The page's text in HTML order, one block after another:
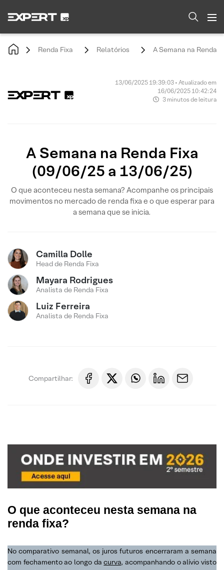
Renda Fixa Relatórios A Semana na Renda
13/06/2025 19:39:03 • Atualizado em
16/06/2025 10:42:24
3 minutos de leitura
A Semana na Renda Fixa
(09/06/25 a 13/06/25)
O que aconteceu nesta semana? Acompanhe os principais
movimentos no mercado de renda fixa e o que esperar para
a semana que se inicia.
Camilla Dolle
Head de Renda Fixa
Mayara Rodrigues
Analista de Renda Fixa
Luiz Ferreira
Analista de Renda Fixa
Compartilhar:
O que aconteceu nesta semana na
renda fixa?
No comparativo semanal, os juros futuros encerraram a semana
com fechamento ao longo dacurva, acompanhando o alívio visto